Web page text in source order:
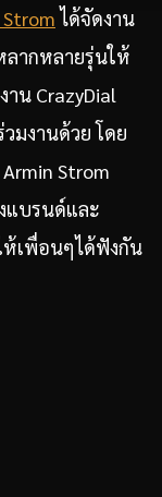
ได้จัดงาน
ลากหลายรุ่นให้
น CrazyDial
วมงานด้วย โดย
Strom
แบรนด์และ
ห้เพื่อนๆได้ฟังกัน